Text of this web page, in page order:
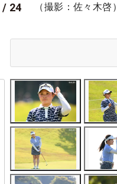
/ 24 （撮影：佐々木啓）